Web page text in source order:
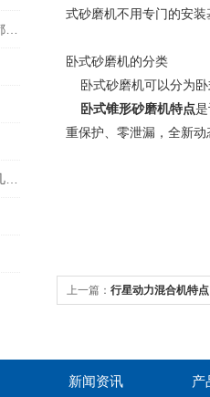
式砂磨机不用专门的安
卧式砂磨机的分类
卧式砂磨机可以分为卧
卧式锥形砂磨机特点
重保护、零泄漏，全新
上一篇： 行星动力混合机特点
新闻资讯 产